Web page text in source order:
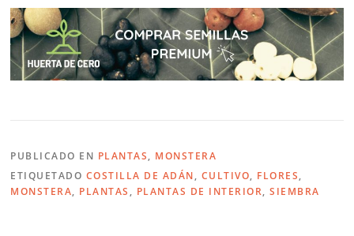
PUBLICADO EN PLANTAS, MONSTERA
ETIQUETADO COSTILLA DE ADÁN, CULTIVO, FLORES,
MONSTERA, PLANTAS , PLANTAS DE INTERIOR,SIEMBRA